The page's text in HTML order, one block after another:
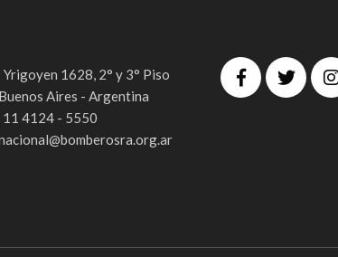
1628, 2° y 3° Piso
Aires - Argentina
11 4124 - 5550